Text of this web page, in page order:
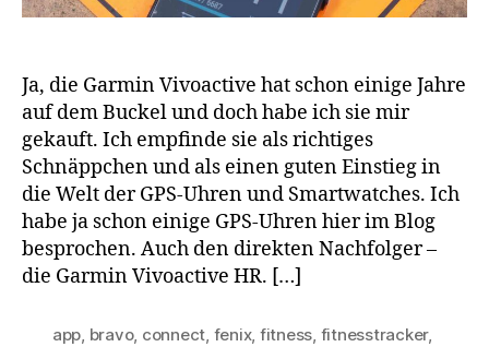
Ja, die Garmin Vivoactive hat schon einige Jahre
auf dem Buckel und doch habe ich sie mir
gekauft. Ich empfinde sie als richtiges
Schnäppchen und als einen guten Einstieg in
die Welt der GPS-Uhren und Smartwatches. Ich
habe ja schon einige GPS-Uhren hier im Blog
besprochen. Auch den direkten Nachfolger –
die Garmin Vivoactive HR. […]
app, bravo, connect, fenix, fitness, fitnesstracker,